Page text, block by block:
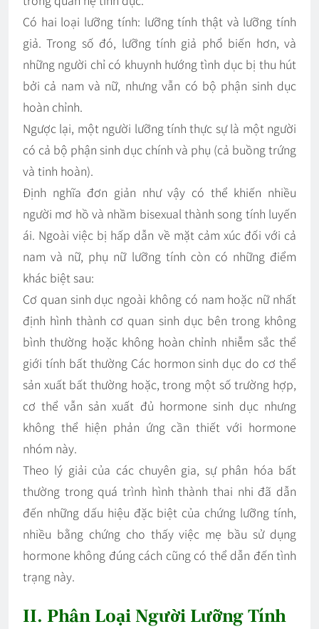
Có hai loại lưỡng tính: lưỡng tính thật và lưỡng tính
giả. Trong số đó, lưỡng tính giả phổ biến hơn, và
những người chỉ có khuynh hướng tình dục bị thu hút
bởi cả nam và nữ, nhưng vẫn có bộ phận sinh dục
hoàn chỉnh.
Ngược lại, một người lưỡng tính thực sự là một người
có cả bộ phận sinh dục chính và phụ (cả buồng trứng
và tinh hoàn).
Định nghĩa đơn giản như vậy có thể khiến nhiều
người mơ hồ và nhầm bisexual thành song tính luyến
ái. Ngoài việc bị hấp dẫn về mặt cảm xúc đối với cả
nam và nữ, phụ nữ lưỡng tính còn có những điểm
khác biệt sau:
Cơ quan sinh dục ngoài không có nam hoặc nữ nhất
định hình thành cơ quan sinh dục bên trong không
bình thường hoặc không hoàn chỉnh nhiễm sắc thể
giới tính bất thường Các hormon sinh dục do cơ thể
sản xuất bất thường hoặc, trong một số trường hợp,
cơ thể vẫn sản xuất đủ hormone sinh dục nhưng
không thể hiện phản ứng cần thiết với hormone
nhóm này.
Theo lý giải của các chuyên gia, sự phân hóa bất
thường trong quá trình hình thành thai nhi đã dẫn
đến những dấu hiệu đặc biệt của chứng lưỡng tính,
nhiều bằng chứng cho thấy việc mẹ bầu sử dụng
hormone không đúng cách cũng có thể dẫn đến tình
trạng này.
II. Phân Loại Người Lưỡng Tính